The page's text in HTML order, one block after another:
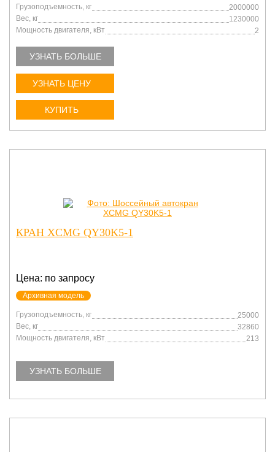
Грузоподъемность, кг
2000000
Вес, кг
1230000
Мощность двигателя, кВт
2
УЗНАТЬ БОЛЬШЕ
УЗНАТЬ ЦЕНУ
КУПИТЬ
КРАН XCMG QY30K5-1
Цена: по запросу
Архивная модель
Грузоподъемность, кг
25000
Вес, кг
32860
Мощность двигателя, кВт
213
УЗНАТЬ БОЛЬШЕ